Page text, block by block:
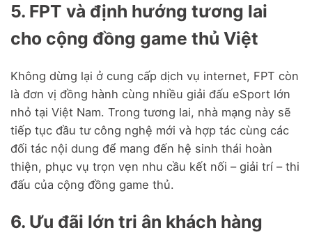
5. FPT và định hướng tương lai
cho cộng đồng game thủ Việt
Không dừng lại ở cung cấp dịch vụ internet, FPT còn
là đơn vị đồng hành cùng nhiều giải đấu eSport lớn
nhỏ tại Việt Nam. Trong tương lai, nhà mạng này sẽ
tiếp tục đầu tư công nghệ mới và hợp tác cùng các
đối tác nội dung để mang đến hệ sinh thái hoàn
thiện, phục vụ trọn vẹn nhu cầu kết nối – giải trí – thi
đấu của cộng đồng game thủ.
6. Ưu đãi lớn tri ân khách hàng